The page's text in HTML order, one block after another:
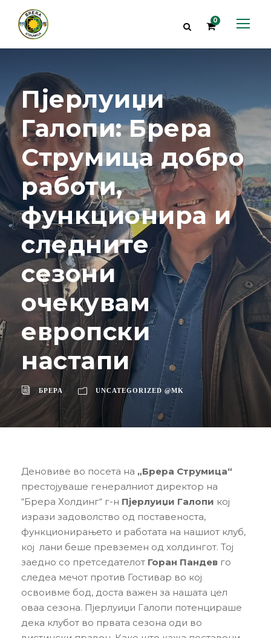
0
Пјерлуиџи
Галопи: Брера
Струмица добро
работи,
функционира и
следните
сезони
очекувам
европски
настапи
БРЕРА UNCATEGORIZED @MK
Деновиве во посета на „Брера Струмица“
престојуваше генералниот директор на
“Брера Холдинг“ г-н Пјерлуиџи Галопи кој
изрази задоволство од поставеноста,
функционирањето и работата на нашиот клуб,
кој лани беше превземен од холдингот. Тој
заедно со претседателот Горан Пандев го
следеа мечот против Гостивар во кој
освоивме бод, доста важен за нашата цел
оваа сезона. Пјерлуиџи Галопи потенцираше
дека клубот во првата сезона оди во